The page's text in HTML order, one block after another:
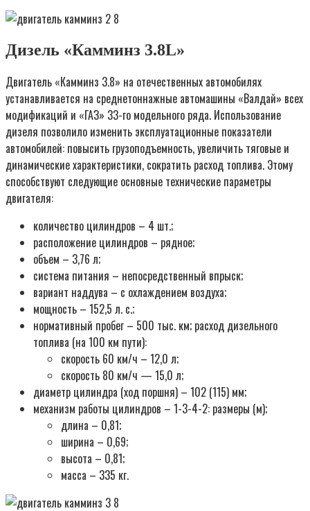
Дизель «Камминз 3.8L»
Двигатель «Камминз 3.8» на отечественных автомобилях
устанавливается на среднетоннажные автомашины «Валдай» всех
модификаций и «ГАЗ» 33-го модельного ряда. Использование
дизеля позволило изменить эксплуатационные показатели
автомобилей: повысить грузоподъемность, увеличить тяговые и
динамические характеристики, сократить расход топлива. Этому
способствуют следующие основные технические параметры
двигателя:
количество цилиндров – 4 шт.;
расположение цилиндров – рядное;
объем – 3,76 л;
система питания – непосредственный впрыск;
вариант наддува – с охлаждением воздуха;
мощность – 152,5 л. с.;
нормативный пробег – 500 тыс. км; расход дизельного
топлива (на 100 км пути):
скорость 60 км/ч – 12,0 л;
скорость 80 км/ч — 15,0 л;
диаметр цилиндра (ход поршня) – 102 (115) мм;
механизм работы цилиндров – 1-3-4-2: размеры (м);
длина – 0,81;
ширина – 0,69;
высота – 0,81;
масса – 335 кг.